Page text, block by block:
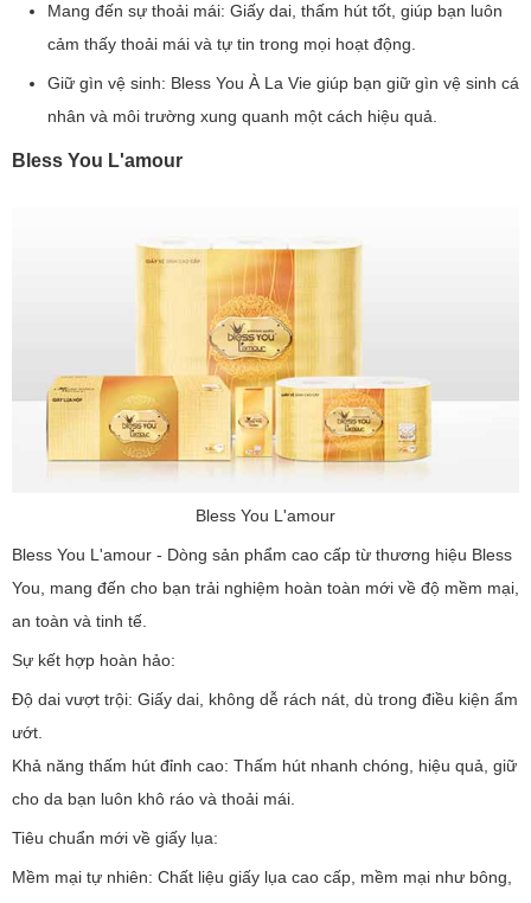
Mang đến sự thoải mái: Giấy dai, thấm hút tốt, giúp bạn luôn
cảm thấy thoải mái và tự tin trong mọi hoạt động.
Giữ gìn vệ sinh: Bless You À La Vie giúp bạn giữ gìn vệ sinh cá
nhân và môi trường xung quanh một cách hiệu quả.
Bless You L'amour
Bless You L'amour
Bless You L'amour - Dòng sản phẩm cao cấp từ thương hiệu Bless
You, mang đến cho bạn trải nghiệm hoàn toàn mới về độ mềm mại,
an toàn và tinh tế.
Sự kết hợp hoàn hảo:
Độ dai vượt trội: Giấy dai, không dễ rách nát, dù trong điều kiện ẩm
ướt.
Khả năng thấm hút đỉnh cao: Thấm hút nhanh chóng, hiệu quả, giữ
cho da bạn luôn khô ráo và thoải mái.
Tiêu chuẩn mới về giấy lụa:
Mềm mại tự nhiên: Chất liệu giấy lụa cao cấp, mềm mại như bông,